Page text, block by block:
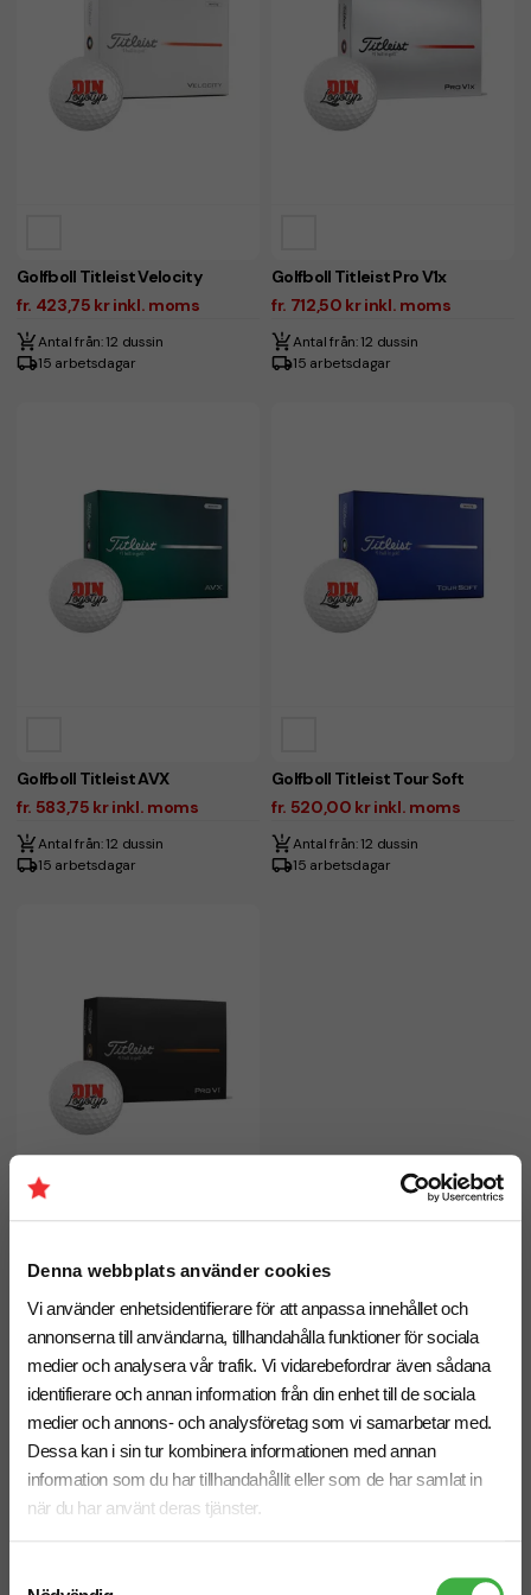
Denna webbplats använder cookies
Vi använder enhetsidentifierare för att anpassa innehållet och
annonserna till användarna, tillhandahålla funktioner för sociala
medier och analysera vår trafik. Vi vidarebefordrar även sådana
identifierare och annan information från din enhet till de sociala
medier och annons- och analysföretag som vi samarbetar med.
Dessa kan i sin tur kombinera informationen med annan
information som du har tillhandahållit eller som de har samlat in
när du har använt deras tjänster.
Golfboll Titleist Velocity
fr. 423,75 kr inkl. moms
Antal från: 12 dussin
15 arbetsdagar
Golfboll Titleist Pro V1x
fr. 712,50 kr inkl. moms
Antal från: 12 dussin
15 arbetsdagar
Golfboll Titleist AVX
fr. 583,75 kr inkl. moms
Antal från: 12 dussin
15 arbetsdagar
Golfboll Titleist Tour Soft
fr. 520,00 kr inkl. moms
Antal från: 12 dussin
15 arbetsdagar
Golfboll Titleist Pro V1
fr. 712,50 kr inkl. moms
Antal från: 12 dussin
15 arbetsdagar
Vi hjälper dig gärna!